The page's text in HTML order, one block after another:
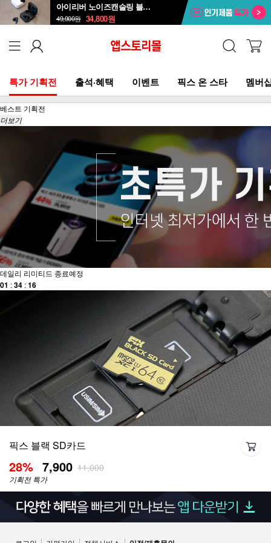
아이리버 노이즈캔슬링 블루투스 무선이어폰 ITW-ANC4
49,900원 34,800원
특가 기획전 출석·혜택 이벤트 픽스 온 스타 멤버
베스트 기획전
더보기
데일리 리미티드 종료예정
01 :34 :16
픽스 블랙 SD카드
28% 7,900 11,000
기획전 특가